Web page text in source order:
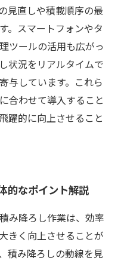
見直しや積載順序の最
。スマートフォンやタ
ツールの活用も広がっ
状況をリアルタイムで
与しています。これら
合わせて導入すること
躍的に向上させること
的なポイント解説
み降ろし作業は、効率
きく向上させることが
積み降ろしの動線を見